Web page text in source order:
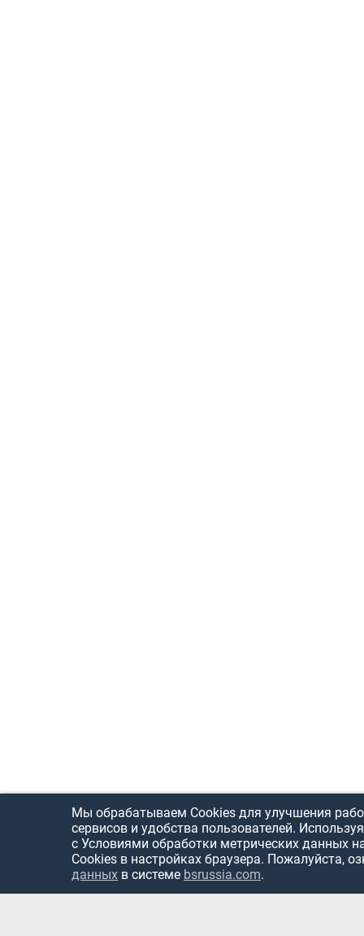
Мы обрабатываем Cookies для улучшения
сервисов и удобства пользователей.
с Условиями обработки метрических данных
Cookies в настройках браузера. Пожалуйста,
данных в системе bsrussia.com.